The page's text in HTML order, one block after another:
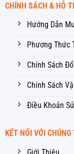
CHÍNH SÁCH & HỖ
Hướng Dẫn
Phương Thức
Chính Sách
Chính Sách
Điều Khoản
KẾT NỐI VỚI CHÚNG